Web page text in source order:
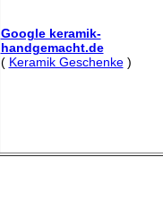
Google keramik-
handgemacht.de
( Keramik Geschenke)